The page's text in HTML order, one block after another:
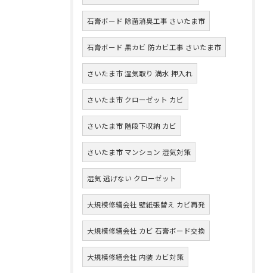
石膏ボード 除菌消臭工事 さいたま市
石膏ボード 黒カビ 防カビ工事 さいたま市
さいたま市 湿気取り 満水 押入れ
さいたま市 クローゼット カビ
さいたま市 階段下収納 カビ
さいたま市 マンション 湿気対策
湿気 逃げない クローゼット
大規模修繕会社 壁紙張替え カビ再発
大規模修繕会社 カビ 石膏ボード交換
大規模修繕会社 内装 カビ対策